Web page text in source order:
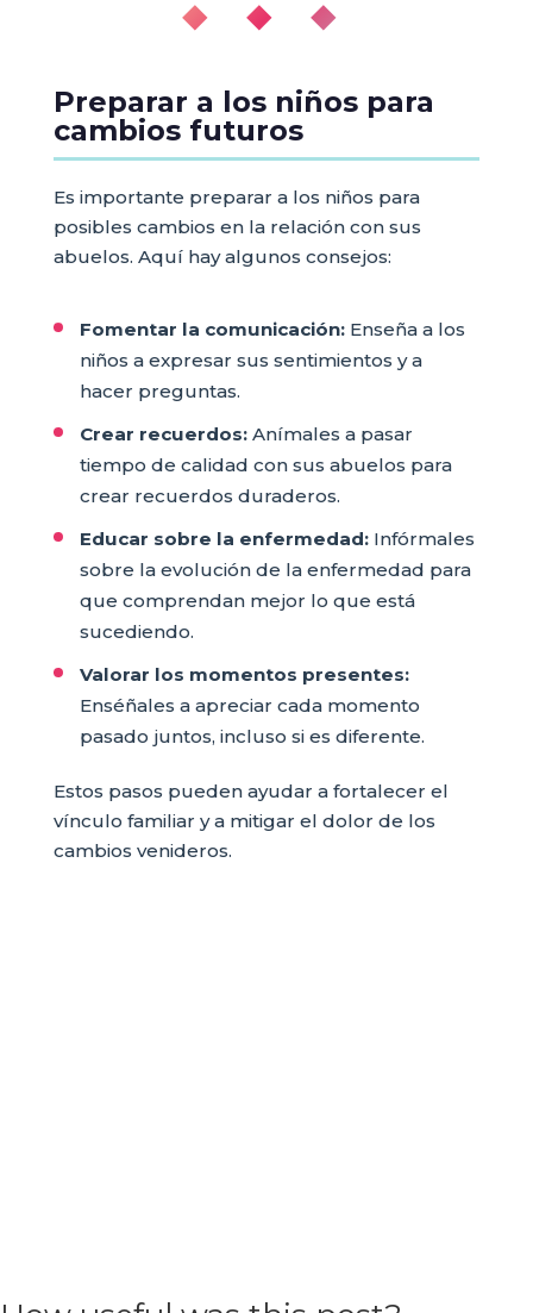
◆ ◆ ◆
Preparar a los niños para
cambios futuros
Es importante preparar a los niños para
posibles cambios en la relación con sus
abuelos. Aquí hay algunos consejos:
Fomentar la comunicación:Enseña a los
niños a expresar sus sentimientos y a
hacer preguntas.
Crear recuerdos:Anímales a pasar
tiempo de calidad con sus abuelos para
crear recuerdos duraderos.
Educar sobre la enfermedad:Infórmales
sobre la evolución de la enfermedad para
que comprendan mejor lo que está
sucediendo.
Valorar los momentos presentes:
Enséñales a apreciar cada momento
pasado juntos, incluso si es diferente.
Estos pasos pueden ayudar a fortalecer el
vínculo familiar y a mitigar el dolor de los
cambios venideros.